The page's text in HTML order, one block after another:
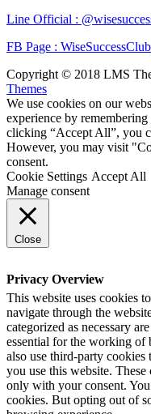
Line Official :
FB Page : WiseSuccessClub
Copyright © 2018 LMS
Themes
We use cookies on our
experience by
clicking “Accept All”, you
However, you may visit
consent.
Cookie Settings Accept All
Manage consent
Close
Privacy Overview
This website uses cookies
navigate through the
categorized as necessary
essential for the working of
also use third-party cookies
you use this website.
only with your consent.
cookies. But opting out of